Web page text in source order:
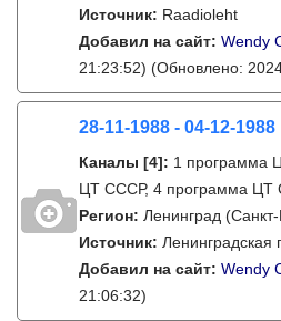
Источник: Raadioleht
Добавил на сайт: Wendy
21:23:52) (Обновлено:
28-11-1988 - 04-12-1988
Каналы [4]: 1 программа
ЦТ СССР, 4 программа ЦТ
Регион: Ленинград
Источник: Ленинградская
Добавил на сайт: Wendy
21:06:32)